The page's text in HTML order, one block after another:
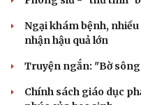
Ngại khám bệnh,
nhận hậu quả lớn
Truyện ngắn: "Bờ
Chính sách giáo dục